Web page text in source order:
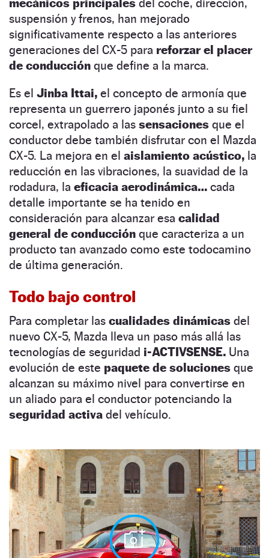
mecánicos principales del coche, dirección,
suspensión y frenos, han mejorado
significativamente respecto a las anteriores
generaciones del CX-5 para reforzar el placer
de conducción que define a la marca.
Es el Jinba Ittai, el concepto de armonía que
representa un guerrero japonés junto a su fiel
corcel, extrapolado a las sensaciones que el
conductor debe también disfrutar con el Mazda
CX-5. La mejora en el aislamiento acústico, la
reducción en las vibraciones, la suavidad de la
rodadura, la eficacia aerodinámica… cada
detalle importante se ha tenido en
consideración para alcanzar esa calidad
general de conducción que caracteriza a un
producto tan avanzado como este todocamino
de última generación.
Todo bajo control
Para completar las cualidades dinámicas del
nuevo CX-5, Mazda lleva un paso más allá las
tecnologías de seguridad i-ACTIVSENSE. Una
evolución de este paquete de soluciones que
alcanzan su máximo nivel para convertirse en
un aliado para el conductor potenciando la
seguridad activa del vehículo.